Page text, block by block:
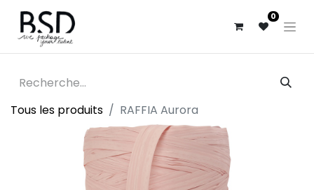
0
Tous les produits RAFFIA Aurora